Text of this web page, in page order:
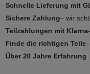
Schnelle Lieferung mit
Sichere Zahlung– wir
Teilzahlungen mit Klarna
Finde die richtigen Teile
Über 20 Jahre Erfahrung